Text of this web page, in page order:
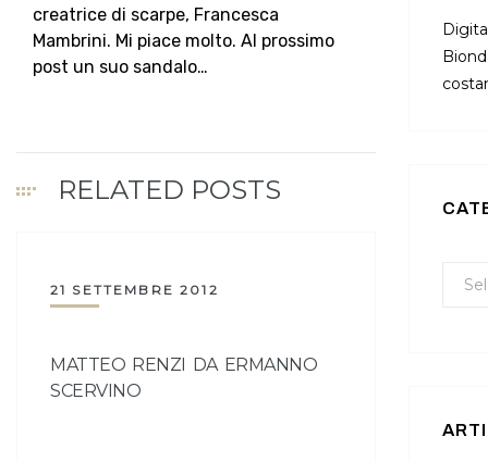
creatrice di scarpe, Francesca
Mambrini. Mi piace molto. Al prossimo
post un suo sandalo…
RELATED POSTS
21 SETTEMBRE 2012
MATTEO RENZI DA ERMANNO
SCERVINO